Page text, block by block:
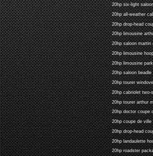
20hp six-light
20hp all-weather
20hp drop-head
20hp limousine
20hp saloon martin
20hp limousine
20hp limousine
20hp saloon beadle
20hp tourer
20hp cabriolet two-
20hp tourer arthur
20hp doctor coupe
20hp coupe de ville
20hp drop-head
20hp landaulette
20hp roadster